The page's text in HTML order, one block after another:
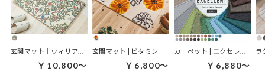
玄関マット｜ウィリアムモリス ケルムスコットツリー
￥10,800～
玄関マット | ビタミン
￥6,800～ ￥6,880～
ラ